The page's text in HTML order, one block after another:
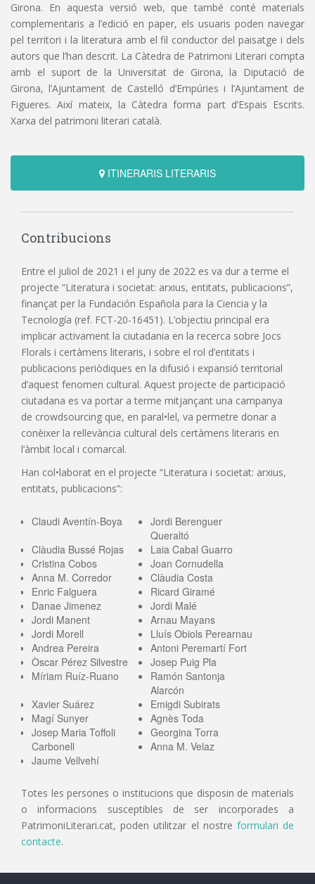
Girona. En aquesta versió web, que també conté materials
complementaris a l’edició en paper, els usuaris poden navegar
pel territori i la literatura amb el fil conductor del paisatge i dels
autors que l’han descrit. La Càtedra de Patrimoni Literari compta
amb el suport de la Universitat de Girona, la Diputació de
Girona, l’Ajuntament de Castelló d’Empúries i l’Ajuntament de
Figueres. Així mateix, la Càtedra forma part d’Espais Escrits.
Xarxa del patrimoni literari català.
ITINERARIS LITERARIS
Contribucions
Entre el juliol de 2021 i el juny de 2022 es va dur a terme el
projecte “Literatura i societat: arxius, entitats, publicacions”,
finançat per la Fundación Española para la Ciencia y la
Tecnología (ref. FCT-20-16451). L’objectiu principal era
implicar activament la ciutadania en la recerca sobre Jocs
Florals i certàmens literaris, i sobre el rol d’entitats i
publicacions periòdiques en la difusió i expansió territorial
d’aquest fenomen cultural. Aquest projecte de participació
ciutadana es va portar a terme mitjançant una campanya
de crowdsourcing que, en paral•lel, va permetre donar a
conèixer la rellevància cultural dels certàmens literaris en
l’àmbit local i comarcal.
Han col•laborat en el projecte “Literatura i societat: arxius,
entitats, publicacions”:
Claudi Aventín-Boya
Jordi Berenguer
Queraltó
Clàudia Bussé Rojas
Laia Cabal Guarro
Cristina Cobos
Joan Cornudella
Anna M. Corredor
Clàudia Costa
Enric Falguera
Ricard Giramé
Danae Jimenez
Jordi Malé
Jordi Manent
Arnau Mayans
Jordi Morell
Lluís Obiols Perearnau
Andrea Pereira
Antoni Peremartí Fort
Òscar Pérez Silvestre
Josep Puig Pla
Míriam Ruíz-Ruano
Ramón Santonja
Alarcón
Xavier Suárez
Emigdi Subirats
Magí Sunyer
Agnès Toda
Josep Maria Toffoli
Carbonell
Georgina Torra
Anna M. Velaz
Jaume Vellvehí
Totes les persones o institucions que disposin de materials
o informacions susceptibles de ser incorporades a
PatrimoniLiterari.cat, poden utilitzar el nostre formulari de
contacte.